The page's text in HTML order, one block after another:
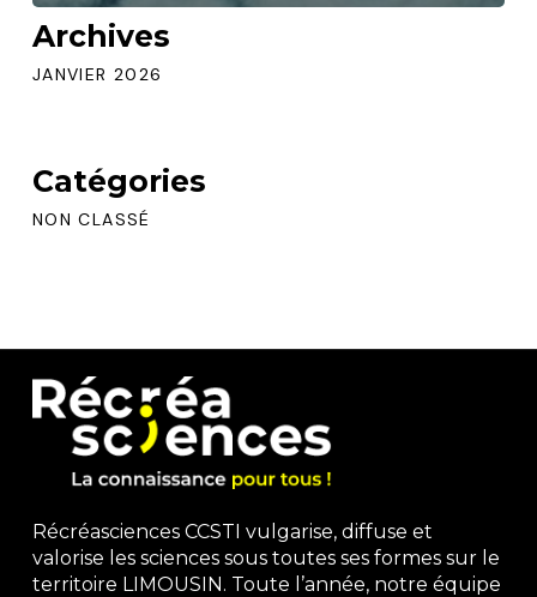
Archives
JANVIER 2026
Catégories
NON CLASSÉ
Récréasciences CCSTI vulgarise, diffuse et
valorise les sciences sous toutes ses formes sur le
territoire LIMOUSIN. Toute l’année, notre équipe